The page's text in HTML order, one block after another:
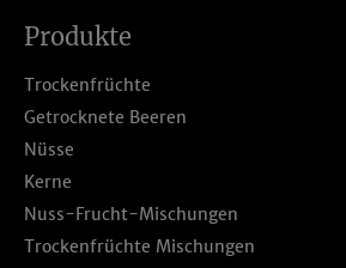
Produkte
Trockenfrüchte
Getrocknete Beeren
Nüsse
Kerne
Nuss-Frucht-Mischungen
Trockenfrüchte Mischungen